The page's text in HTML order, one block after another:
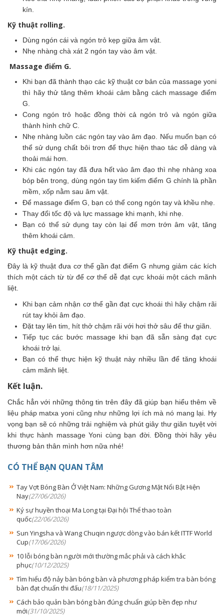
kín.
Kỹ thuật rolling.
Dùng ngón cái và ngón trỏ kẹp giữa âm vật.
Nhẹ nhàng chà xát 2 ngón tay vào âm vật.
Massage điểm G.
Khi bạn đã thành thạo các kỹ thuật cơ bản của massage yoni
thì hãy thử tăng thêm khoái cảm bằng cách massage điểm
G.
Cong ngón trỏ hoặc đồng thời cả ngón trỏ và ngón giữa
thành hình chữ C.
Nhẹ nhàng luồn các ngón tay vào âm đạo. Nếu muốn bạn có
thể sử dụng chất bôi trơn để thực hiện thao tác dễ dàng và
thoải mái hơn.
Khi các ngón tay đã đưa hết vào âm đạo thì nhẹ nhàng xoa
bóp bên trong, dùng ngón tay tìm kiếm điểm G chính là phần
mềm, xốp nằm sau âm vật.
Để massage điểm G, bạn có thể cong ngón tay và khều nhẹ.
Thay đổi tốc độ và lực massage khi mạnh, khi nhẹ.
Bạn có thể sử dụng tay còn lại để mơn trớn âm vật, tăng
thêm khoái cảm.
Kỹ thuật edging.
Đây là kỹ thuật đưa cơ thể gần đạt điểm G nhưng giảm các kích
thích một cách từ từ để cơ thể dễ đạt cực khoái một cách mãnh
liệt.
Khi bạn cảm nhận cơ thể gần đạt cực khoái thì hãy chậm rãi
rút tay khỏi âm đạo.
Đặt tay lên tim, hít thở chậm rãi với hơi thở sâu để thư giãn.
Tiếp tục các bước massage khi bạn đã sẵn sàng đạt cực
khoái trở lại.
Bạn có thể thực hiện kỹ thuật này nhiều lần để tăng khoái
cảm mãnh liệt.
Kết luận.
Chắc hẳn với những thông tin trên đây đã giúp bạn hiểu thêm về
liệu pháp matxa yoni cũng như những lợi ích mà nó mang lại. Hy
vọng bạn sẽ có những trải nghiệm và phút giây thư giãn tuyệt vời
khi thực hành massage Yoni cùng bạn đời. Đồng thời hãy yêu
thương bản thân mình hơn nữa nhé!
CÓ THỂ BẠN QUAN TÂM
Tay Vợt Bóng Bàn Ở Việt Nam: Những Gương Mặt Nổi Bật Hiện
Nay(27/06/2026)
Ký sự huyền thoại Ma Long tại Đại hội Thể thao toàn
quốc(22/06/2026)
Sun Yingsha và Wang Chuqin ngược dòng vào bán kết ITTF World
Cup(17/06/2026)
10 lỗi bóng bàn người mới thường mắc phải và cách khắc
phục(10/12/2025)
Tìm hiểu độ nảy bàn bóng bàn và phương pháp kiểm tra bàn bóng
bàn đạt chuẩn thi đấu(18/11/2025)
Cách bảo quản bàn bóng bàn đúng chuẩn giúp bền đẹp như
mới(31/10/2025)